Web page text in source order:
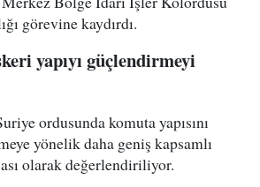
görevine kaydırdı.
yapıyı güçlendirmeyi
ordusunda komuta yapısını
yönelik daha geniş kapsamlı
olarak değerlendiriliyor.